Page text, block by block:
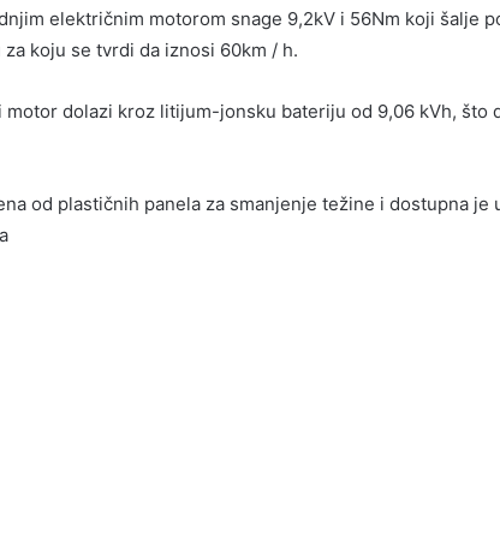
električnim motorom snage 9,2kV i 56Nm koji šalje
koju se tvrdi da iznosi 60km / h.
motor dolazi kroz litijum-jonsku bateriju od 9,06 kVh, što
od plastičnih panela za smanjenje težine i dostupna